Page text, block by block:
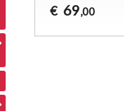
€ 69,00